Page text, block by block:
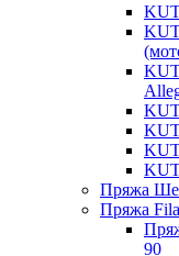
Пряжа
Пряжа
90